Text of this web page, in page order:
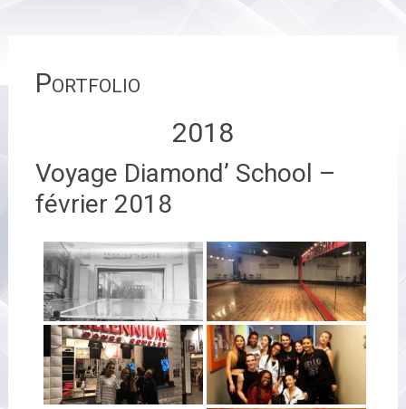
Portfolio
2018
Voyage Diamond’ School –
février 2018